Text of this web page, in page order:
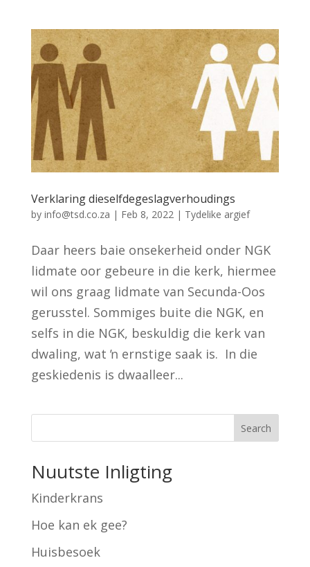
Verklaring dieselfdegeslagverhoudings
by info@tsd.co.za | Feb 8, 2022| Tydelike argief
Daar heers baie onsekerheid onder NGK
lidmate oor gebeure in die kerk, hiermee
wil ons graag lidmate van Secunda-Oos
gerusstel. Sommiges buite die NGK, en
selfs in die NGK, beskuldig die kerk van
dwaling, wat ŉ ernstige saak is. In die
geskiedenis is dwaalleer...
Search
Nuutste Inligting
Kinderkrans
Hoe kan ek gee?
Huisbesoek